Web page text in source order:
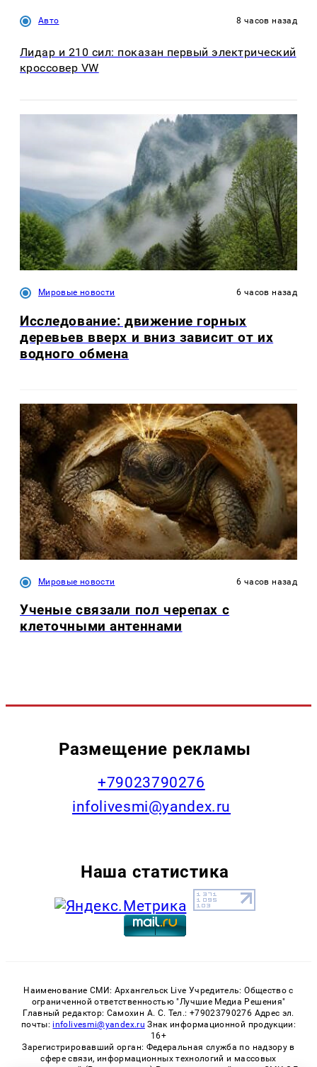
Авто 8 часов назад
Лидар и 210 сил: показан первый электрический
кроссовер VW
Мировые новости 6 часов назад
Исследование: движение горных
деревьев вверх и вниз зависит от их
водного обмена
Мировые новости 6 часов назад
Ученые связали пол черепах с
клеточными антеннами
Размещение рекламы
+79023790276
infolivesmi@yandex.ru
Наша статистика
Наименование СМИ: Архангельск Live Учредитель: Общество с
ограниченной ответственностью "Лучшие Медиа Решения"
Главный редактор: Самохин А. С. Тел.: +79023790276 Адрес эл.
почты: infolivesmi@yandex.ru Знак информационной продукции:
16+
Зарегистрировавший орган: Федеральная служба по надзору в
сфере связи, информационных технологий и массовых